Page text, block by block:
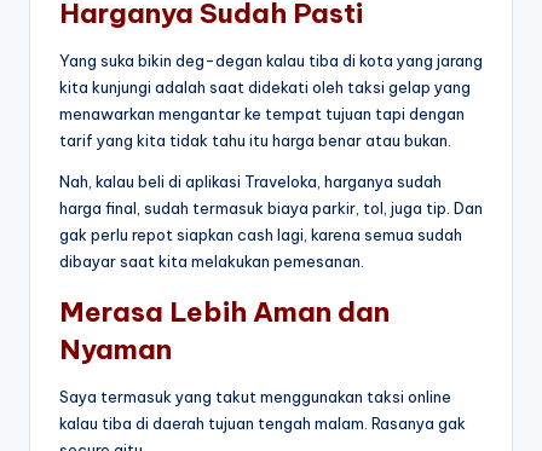
Harganya Sudah Pasti
Yang suka bikin deg-degan kalau tiba di kota yang jarang
kita kunjungi adalah saat didekati oleh taksi gelap yang
menawarkan mengantar ke tempat tujuan tapi dengan
tarif yang kita tidak tahu itu harga benar atau bukan.
Nah, kalau beli di aplikasi Traveloka, harganya sudah
harga final, sudah termasuk biaya parkir, tol, juga tip. Dan
gak perlu repot siapkan cash lagi, karena semua sudah
dibayar saat kita melakukan pemesanan.
Merasa Lebih Aman dan
Nyaman
Saya termasuk yang takut menggunakan taksi online
kalau tiba di daerah tujuan tengah malam. Rasanya gak